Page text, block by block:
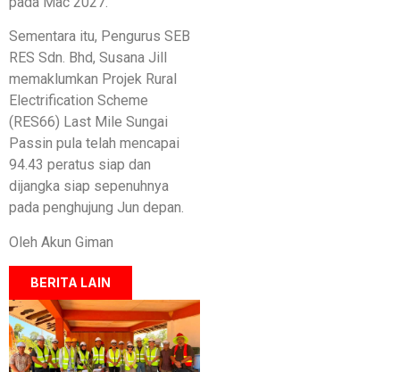
Sementara itu, Pengurus SEB
RES Sdn. Bhd, Susana Jill
memaklumkan Projek Rural
Electrification Scheme
(RES66) Last Mile Sungai
Passin pula telah mencapai
94.43 peratus siap dan
dijangka siap sepenuhnya
pada penghujung Jun depan.
Oleh Akun Giman
BERITA LAIN